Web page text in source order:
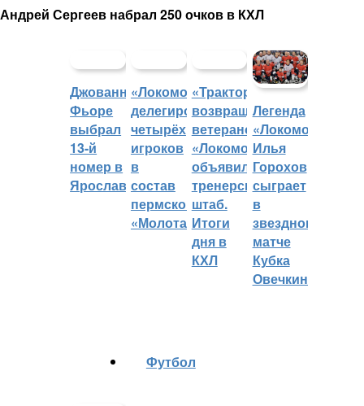
Андрей Сергеев набрал 250 очков в КХЛ
Джованни
Фьоре
выбрал
13-й
номер в
Ярославле
«Локомотив»
делегировал
четырёх
игроков
в
состав
пермского
«Молота»
«Трактор»
возвращает
ветеранов,
«Локомотив»
объявил
тренерский
штаб.
Итоги
дня в
КХЛ
Легенда
«Локомотива»
Илья
Горохов
сыграет
в
звездном
матче
Кубка
Овечкина
Футбол